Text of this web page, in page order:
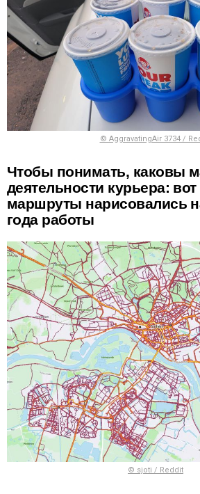
© AggravatingAir 3734 /
Чтобы понимать, каковы
деятельности курьера: вот
маршруты нарисовались
года работы
© sjoti / Reddit